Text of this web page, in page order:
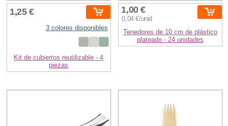
1,25 €
3 colores disponibles
Kit de cubiertos reutilizable - 4
piezas
1,00 €
0,04 €/unid
Tenedores de 10 cm de plástico
plateado - 24 unidades